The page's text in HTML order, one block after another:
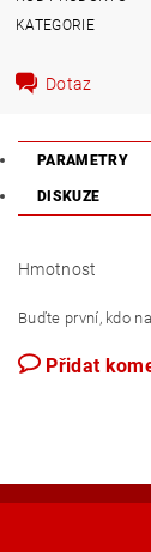
KATEGORIE
Dotaz
PARAMETRY
DISKUZE
Hmotnost
Buďte první, kdo
Přidat